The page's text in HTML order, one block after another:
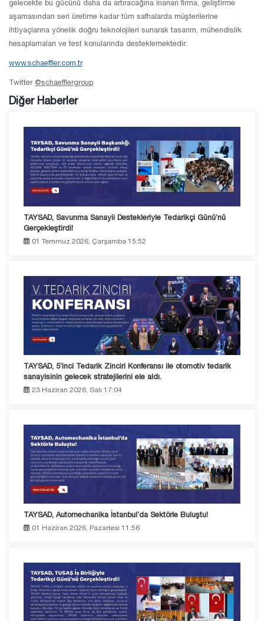
gelecekte bu gücünü daha da artıracağına inanan firma, geliştirme
aşamasından seri üretime kadar tüm safhalarda müşterilerine
ihtiyaçlarına yönelik doğru teknolojileri sunarak tasarım, mühendislik
hesaplamaları ve test konularında desteklemektedir.
www.schaeffler.com.tr
Twitter @schaefflergroup
Diğer Haberler
TAYSAD, Savunma Sanayii Destekleriyle Tedarikçi Günü’nü
Gerçekleştirdi!
01 Temmuz 2026, Çarşamba 15:52
TAYSAD, 5’inci Tedarik Zinciri Konferansı ile otomotiv tedarik
sanayisinin gelecek stratejilerini ele aldı.
23 Haziran 2026, Salı 17:04
TAYSAD, Automechanika İstanbul’da Sektörle Buluştu!
01 Haziran 2026, Pazartesi 11:56